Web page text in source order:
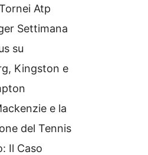
Atp
Settimana
su
Kingston e
e la
del Tennis
Il Caso